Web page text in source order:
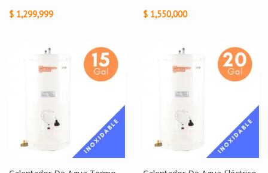
$ 1,299,999 $ 1,550,000